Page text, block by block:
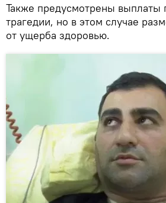
Также предусмотрены выплаты
трагедии, но в этом случае
от ущерба здоровью.